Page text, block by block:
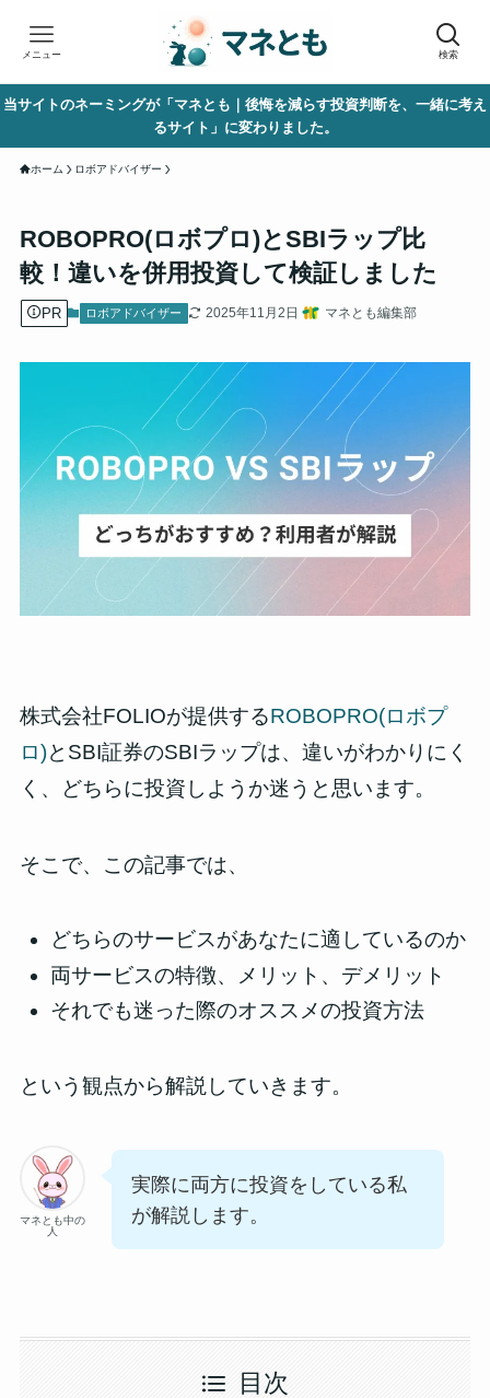
検索
メニュー
当サイトのネーミングが「マネとも｜後悔を減らす投資判断を、一緒に考え
るサイト」に変わりました。
ホーム ロボアドバイザー
ROBOPRO(ロボプロ)とSBIラップ比
較！違いを併用投資して検証しました
PR ロボアドバイザー 2025年11月2日 マネとも編集部
株式会社FOLIOが提供するROBOPRO(ロボプ
ロ)とSBI証券のSBIラップは、違いがわかりにく
く、どちらに投資しようか迷うと思います。
そこで、この記事では、
どちらのサービスがあなたに適しているのか
両サービスの特徴、メリット、デメリット
それでも迷った際のオススメの投資方法
という観点から解説していきます。
マネとも中の
人
実際に両方に投資をしている私
が解説します。
目次